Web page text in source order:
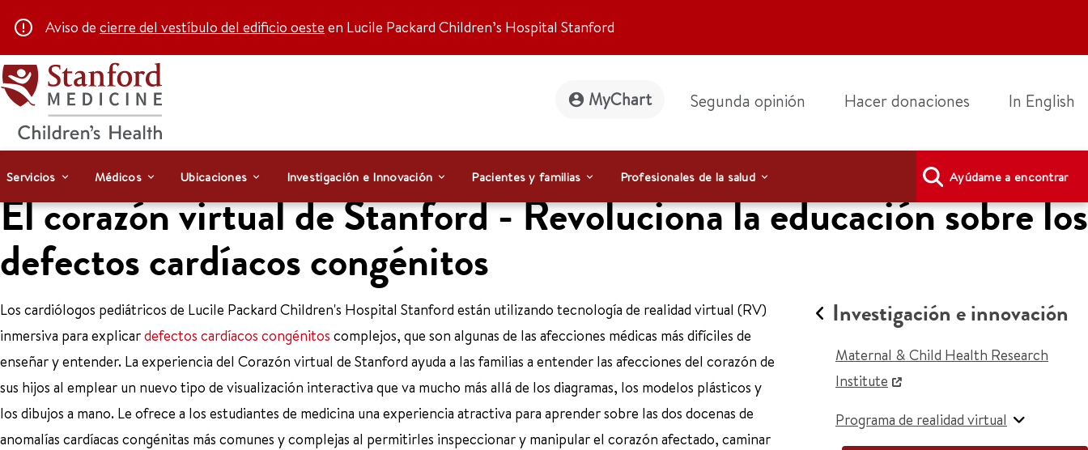
Aviso de cierre del vestíbulo del edificio oeste en Lucile Packard Children’s Hospital Stanford
MyChart Segunda opinión Hacer donaciones In English
Servicios Médicos Ubicaciones Investigación e Innovación Pacientes y familias Profesionales de la salud Ayúdame a encontrar
El corazón virtual de Stanford - Revoluciona la educación sobre los
defectos cardíacos congénitos
Los cardiólogos pediátricos de Lucile Packard Children's Hospital Stanford están utilizando tecnología de realidad virtual (RV)
inmersiva para explicardefectos cardíacos congénitos complejos, que son algunas de las afecciones médicas más difíciles de
enseñar y entender. La experiencia del Corazón virtual de Stanford ayuda a las familias a entender las afecciones del corazón de
sus hijos al emplear un nuevo tipo de visualización interactiva que va mucho más allá de los diagramas, los modelos plásticos y
los dibujos a mano. Le ofrece a los estudiantes de medicina una experiencia atractiva para aprender sobre las dos docenas de
anomalías cardíacas congénitas más comunes y complejas al permitirles inspeccionar y manipular el corazón afectado, caminar
Investigación e innovación
Maternal & Child Health Research
Institute
Programa de realidad virtual